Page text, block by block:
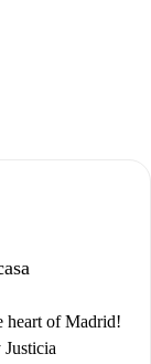
heart of Madrid!